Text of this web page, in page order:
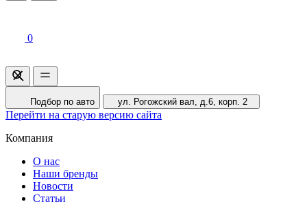
0
Подбор по авто ул. Рогожский вал, д.6, корп. 2
Перейти на старую версию сайта
Компания
О нас
Наши бренды
Новости
Статьи